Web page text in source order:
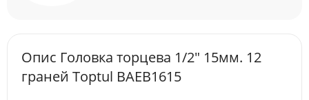
Опис Головкa торцева 1/2" 15мм. 12
граней Toptul BAEB1615